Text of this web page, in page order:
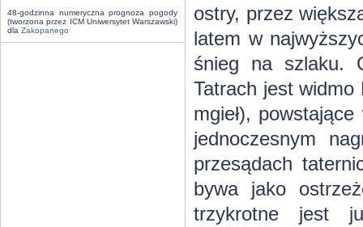
ostry, przez
latem w
śnieg na szlaku.
Tatrach jest widmo
mgieł),
jednoczesnym
przesądach
bywa jako
trzykrotne jest
48-godzinna numeryczna prognoza pogody
(tworzona przez ICM Uniwersytet Warszawski)
dla Zakopanego